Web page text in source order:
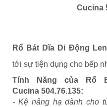
Cucina
Rổ Bát Dĩa Di Động
tới sự tiện dụng cho bếp
Tính Năng của Rổ
Cucina 504.76.135:
- Kệ nâng hạ dành cho